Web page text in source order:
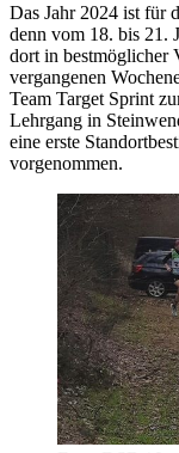
Das Jahr 2024 ist für
denn vom 18. bis
dort in bestmöglicher
vergangenen
Team Target Sprint
Lehrgang in
eine erste
vorgenommen.